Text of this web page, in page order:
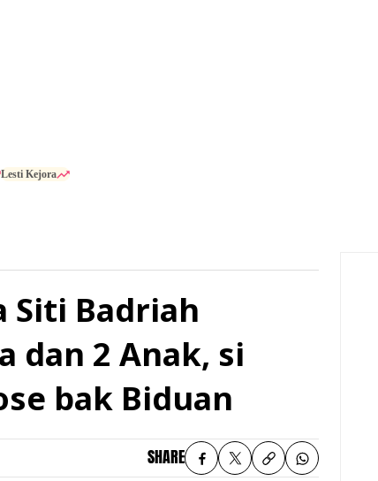
Lesti Kejora
Siti Badriah
dan 2 Anak, si
bak Biduan
SHARE